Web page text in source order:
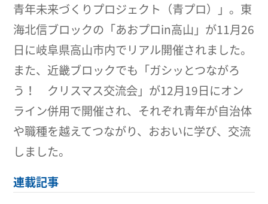
青年未来づくりプロジェクト（青プロ）」。東
海北信ブロックの「あおプロin高山」が11月26
日に岐阜県高山市内でリアル開催されました。
また、近畿ブロックでも「ガシッとつながろ
う！ クリスマス交流会」が12月19日にオン
ライン併用で開催され、それぞれ青年が自治体
や職種を越えてつながり、おおいに学び、交流
しました。
連載記事